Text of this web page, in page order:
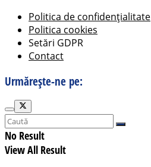
Politica de confidențialitate
Politica cookies
Setări GDPR
Contact
Urmărește-ne pe:
No Result
View All Result